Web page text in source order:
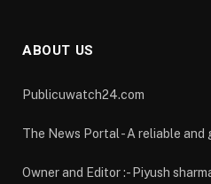
ABOUT US
Publicuwatch24.com
The News Portal - A reliable and
Owner and Editor :- Piyush